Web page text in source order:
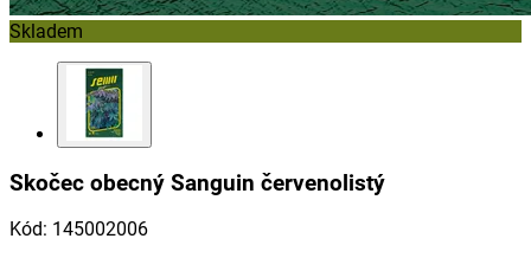
Skladem
Skočec obecný Sanguin červenolistý
Kód: 145002006